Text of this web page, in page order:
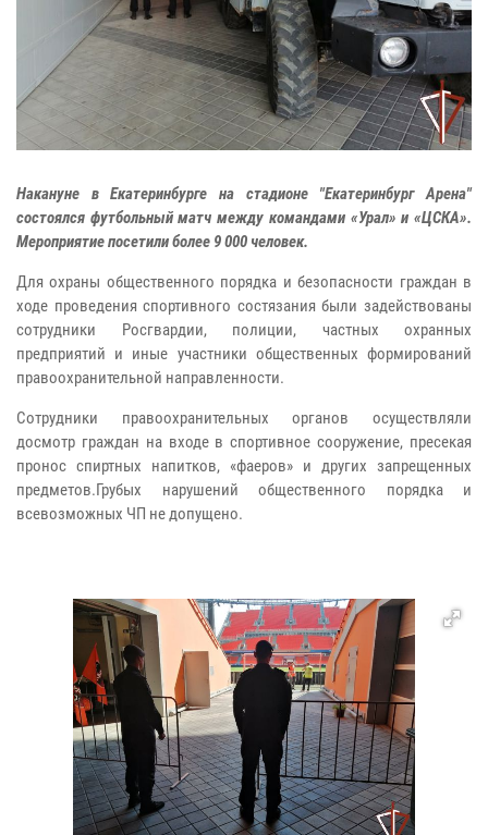
Накануне в Екатеринбурге на стадионе "Екатеринбург Арена"
состоялся футбольный матч между командами «Урал» и «ЦСКА».
Мероприятие посетили более 9 000 человек.
Для охраны общественного порядка и безопасности граждан в
ходе проведения спортивного состязания были задействованы
сотрудники Росгвардии, полиции, частных охранных
предприятий и иные участники общественных формирований
правоохранительной направленности.
Сотрудники правоохранительных органов осуществляли
досмотр граждан на входе в спортивное сооружение, пресекая
пронос спиртных напитков, «фаеров» и других запрещенных
предметов.Грубых нарушений общественного порядка и
всевозможных ЧП не допущено.